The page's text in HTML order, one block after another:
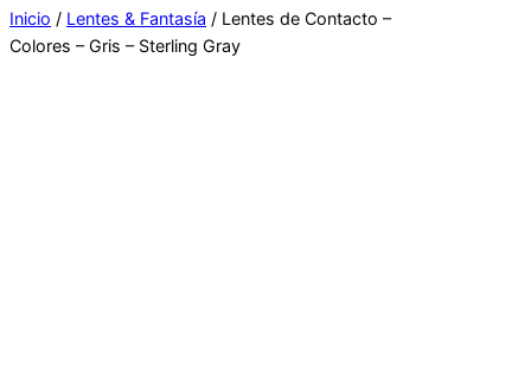
Inicio / Lentes & Fantasía / Lentes de Contacto –
Colores – Gris – Sterling Gray